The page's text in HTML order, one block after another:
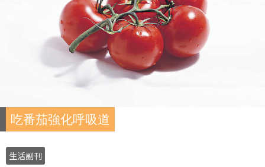
吃番茄強化呼吸道
生活副刊